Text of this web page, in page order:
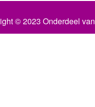
© 2023 Onderdeel van